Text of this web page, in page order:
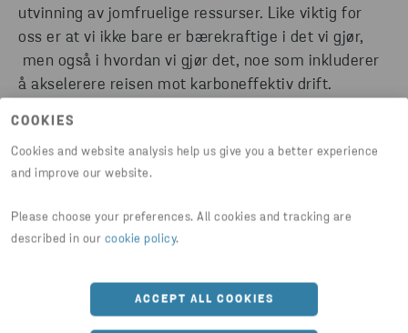
COOKIES
Cookies and website analysis help us give you a better experience
and improve our website.
Please choose your preferences. All cookies and tracking are
described in our cookie policy.
ACCEPT ALL COOKIES
utvinning av jomfruelige ressurser. Like viktig for
oss er at vi ikke bare er bærekraftige i det vi gjør,
men også i hvordan vi gjør det, noe som inkluderer
å akselerere reisen mot karboneffektiv drift.